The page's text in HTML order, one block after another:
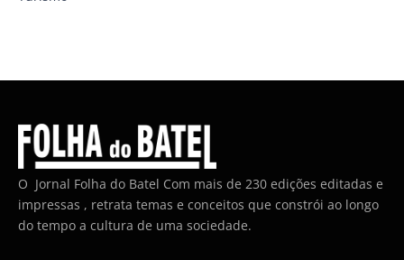
O Jornal Folha do Batel Com mais de 230 edições editadas e
impressas , retrata temas e conceitos que constrói ao longo
do tempo a cultura de uma sociedade.